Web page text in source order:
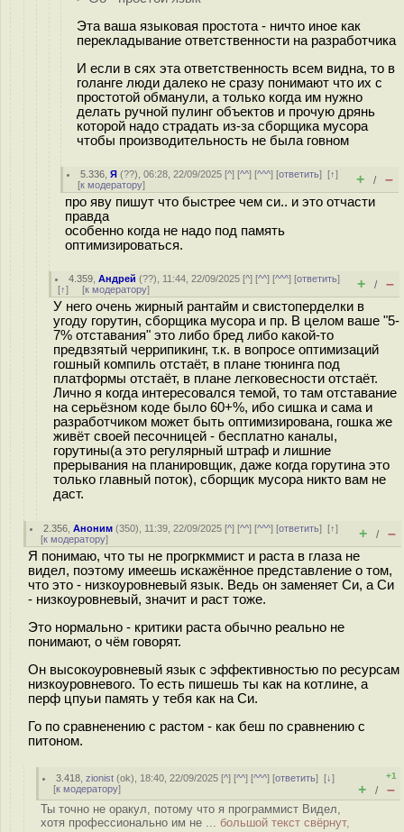
Эта ваша языковая простота - ничто иное как
перекладывание ответственности на разработчика
И если в сях эта ответственность всем видна, то в
голанге люди далеко не сразу понимают что их с
простотой обманули, а только когда им нужно
делать ручной пулинг объектов и прочую дрянь
которой надо страдать из-за сборщика мусора
чтобы производительность не была говном
5.336 ,Я (??), 06:28, 22/09/2025 [^] [^^] [^^^] [ответить][↑]
[к модератору] + / –
про яву пишут что быстрее чем си.. и это отчасти
правда
особенно когда не надо под память
оптимизироваться.
4.359 ,Андрей (??), 11:44, 22/09/2025 [^] [^^] [^^^] [ответить]
[↑] [к модератору] + / –
У него очень жирный рантайм и свистоперделки в
угоду горутин, сборщика мусора и пр. В целом ваше "5-
7% отставания" это либо бред либо какой-то
предвзятый черрипикинг, т.к. в вопросе оптимизаций
гошный компиль отстаёт, в плане тюнинга под
платформы отстаёт, в плане легковесности отстаёт.
Лично я когда интересовался темой, то там отставание
на серьёзном коде было 60+%, ибо сишка и сама и
разработчиком может быть оптимизирована, гошка же
живёт своей песочницей - бесплатно каналы,
горутины(а это регулярный штраф и лишние
прерывания на планировщик, даже когда горутина это
только главный поток), сборщик мусора никто вам не
даст.
2.356 ,Аноним (350), 11:39, 22/09/2025 [^] [^^] [^^^] [ответить][↑]
[к модератору] + / –
Я понимаю, что ты не прогркммист и раста в глаза не
видел, поэтому имеешь искажённое представление о том,
что это - низкоуровневый язык. Ведь он заменяет Си, а Си
- низкоуровневый, значит и раст тоже.
Это нормально - критики раста обычно реально не
понимают, о чём говорят.
Он высокоуровневый язык с эффективностью по ресурсам
низкоуровневого. То есть пишешь ты как на котлине, а
перф цпуьи память у тебя как на Си.
Го по сравненению с растом - как беш по сравнению с
питоном.
3.418 ,zionist (ok), 18:40, 22/09/2025 [^] [^^] [^^^] [ответить][↓]
[к модератору]
+1
+ / –
Ты точно не оракул, потому что я программист Видел,
хотя профессионально им не ... большой текст свёрнут,